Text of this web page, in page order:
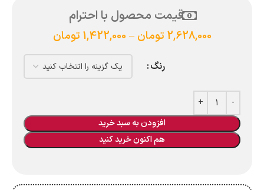
قیمت محصول با احترام
2,628,000 تومان –
1,422,000 تومان
رنگ
افزودن به سبد خرید
هم اکنون خرید کنید